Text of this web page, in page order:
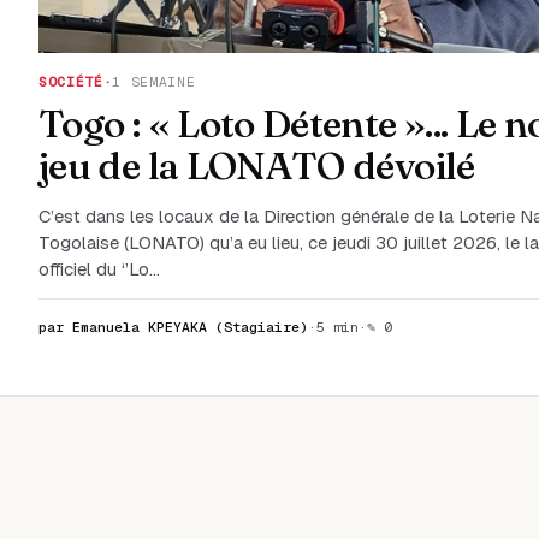
SOCIÉTÉ · 1 SEMAINE
Togo : « Loto Détente »... Le
jeu de la LONATO dévoilé
C’est dans les locaux de la Direction générale de la Loterie
Togolaise (LONATO) qu’a eu lieu, ce jeudi 30 juillet 2026, le
officiel du ‘’Lo…
par Emanuela KPEYAKA (Stagiaire) · 5 min · ✎ 0